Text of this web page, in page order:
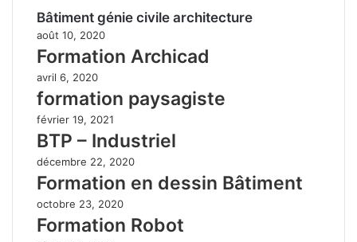
Bâtiment génie civile architecture
août 10, 2020
Formation Archicad
avril 6, 2020
formation paysagiste
février 19, 2021
BTP – Industriel
décembre 22, 2020
Formation en dessin Bâtiment
octobre 23, 2020
Formation Robot